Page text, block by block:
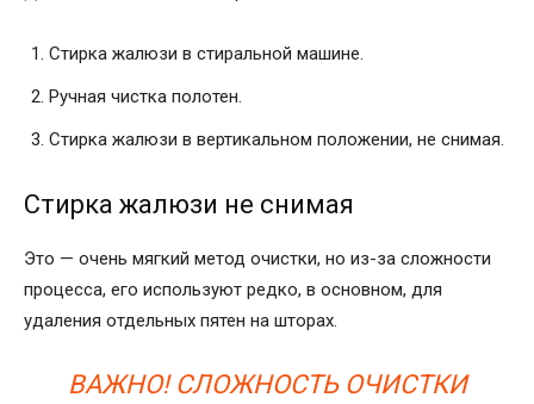
Стирка жалюзи в стиральной машине.
Ручная чистка полотен.
Стирка жалюзи в вертикальном положении, не снимая.
Стирка жалюзи не снимая
Это — очень мягкий метод очистки, но из-за сложности
процесса, его используют редко, в основном, для
удаления отдельных пятен на шторах.
ВАЖНО! СЛОЖНОСТЬ ОЧИСТКИ